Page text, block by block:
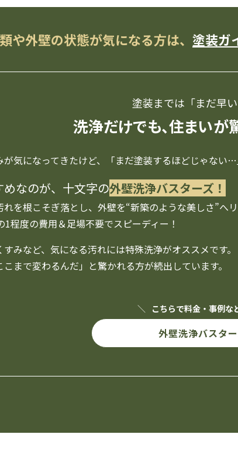
や外壁の状態が気になる方は、 塗装ガ
塗装までは「まだ早
洗浄だけでも、住まいが
気になってきたけど、「まだ塗装するほどじゃない…
なのが、十文字の外壁洗浄バスターズ！
を根こそぎ落とし、外壁を“新築のような美しさ”へリ
1程度の費用＆足場不要でスピーディー！
みなど、気になる汚れには特殊洗浄がオススメです。
まで変わるんだ」と驚かれる方が続出しています。
こちらで料金・事例な
外壁洗浄バスタ